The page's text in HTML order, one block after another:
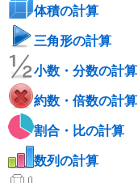
体積の計算
三角形の計算
小数・分数の計算
約数・倍数の計算
割合・比の計算
数列の計算